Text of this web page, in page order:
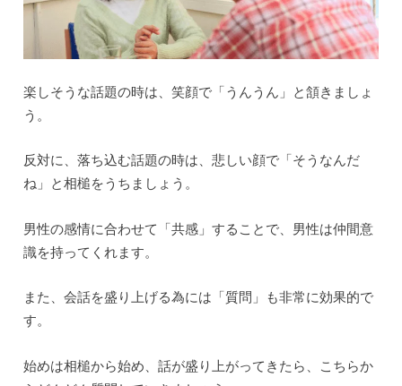
楽しそうな話題の時は、笑顔で「うんうん」と頷きましょ
う。
反対に、落ち込む話題の時は、悲しい顔で「そうなんだ
ね」と相槌をうちましょう。
男性の感情に合わせて「共感」することで、男性は仲間意
識を持ってくれます。
また、会話を盛り上げる為には「質問」も非常に効果的で
す。
始めは相槌から始め、話が盛り上がってきたら、こちらか